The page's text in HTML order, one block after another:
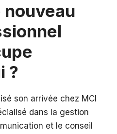
nouveau
?
son arrivée chez MCI
dans la gestion
et le conseil